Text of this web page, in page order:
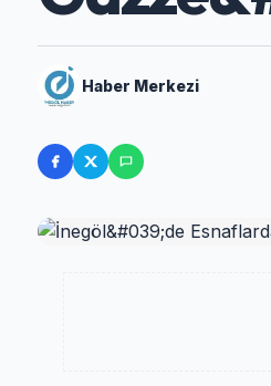
Haber Merkezi